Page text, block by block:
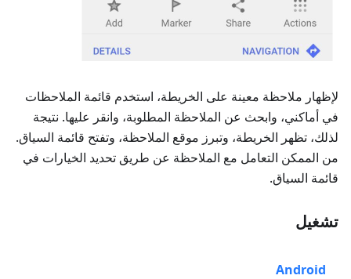
لإظهار ملاحظة معينة على الخريطة، استخدم قائمة الملاحظات
في أماكني، وابحث عن الملاحظة المطلوبة، وانقر عليها. نتيجة
لذلك، تظهر الخريطة، وتبرز موقع الملاحظة، وتفتح قائمة السياق.
من الممكن التعامل مع الملاحظة عن طريق تحديد الخيارات في
قائمة السياق.
تشغيل
Android